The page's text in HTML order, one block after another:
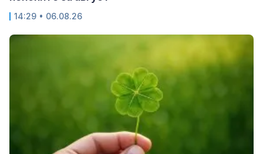
14:29 • 06.08.26